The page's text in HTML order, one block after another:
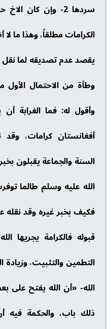
سردها 2- وإن كان
الكرامات مطلقاً، وهذا ما
يقصد عدم تصديقه لما نقل
وطأة من الاحتمال
وأقول له: فما الغرابة
أفغانستان كرامات، وقد
السنة والجماعة يقبلون
الله عليه وسلم طالما
فكيف بخبر غيره وقد
قبوله فالكرامة يجريها
التطمين والتثبيت،
الله- «أن الله يفتح
ذلك باب، والحكمة فيه